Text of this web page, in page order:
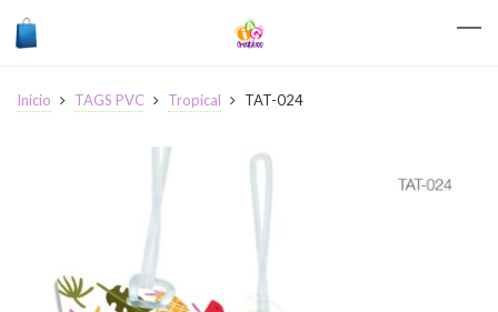
Inicio TAGS PVC Tropical TAT-024